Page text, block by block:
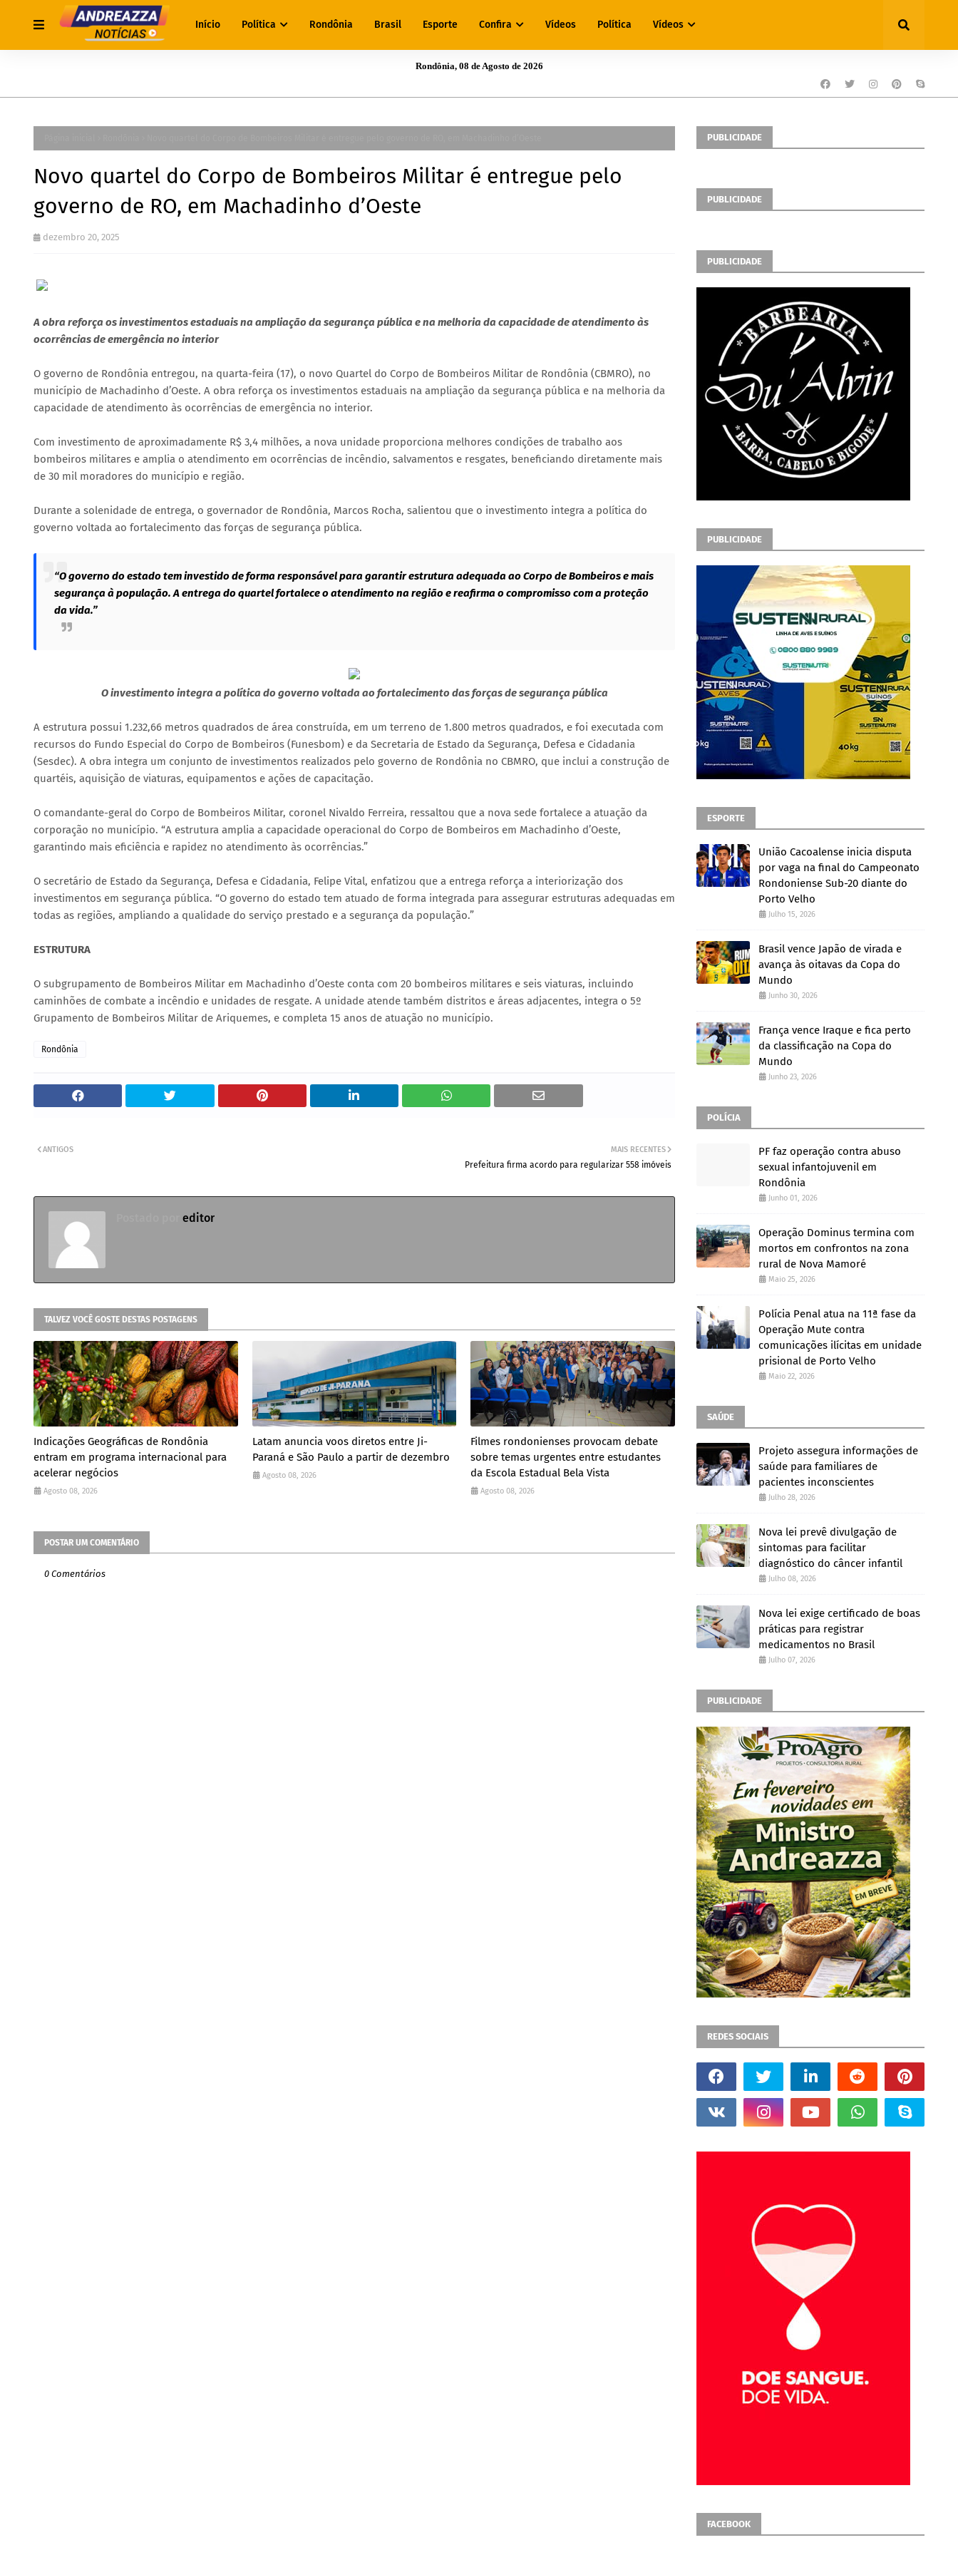
Início Política Rondônia Brasil Esporte Confira Vídeos Política Vídeos
Rondônia, 08 de Agosto de 2026
Novo quartel do Corpo de Bombeiros Militar é entregue pelo
governo de RO, em Machadinho d’Oeste
dezembro 20, 2025
A obra reforça os investimentos estaduais na ampliação da segurança pública e na melhoria da capacidade de atendimento às
ocorrências de emergência no interior
O governo de Rondônia entregou, na quarta-feira (17), o novo Quartel do Corpo de Bombeiros Militar de Rondônia (CBMRO), no
município de Machadinho d’Oeste. A obra reforça os investimentos estaduais na ampliação da segurança pública e na melhoria da
capacidade de atendimento às ocorrências de emergência no interior.
Com investimento de aproximadamente R$ 3,4 milhões, a nova unidade proporciona melhores condições de trabalho aos
bombeiros militares e amplia o atendimento em ocorrências de incêndio, salvamentos e resgates, beneficiando diretamente mais
de 30 mil moradores do município e região.
Durante a solenidade de entrega, o governador de Rondônia, Marcos Rocha, salientou que o investimento integra a política do
governo voltada ao fortalecimento das forças de segurança pública.
“O governo do estado tem investido de forma responsável para garantir estrutura adequada ao Corpo de Bombeiros e mais
segurança à população. A entrega do quartel fortalece o atendimento na região e reafirma o compromisso com a proteção
da vida.”
O investimento integra a política do governo voltada ao fortalecimento das forças de segurança pública
A estrutura possui 1.232,66 metros quadrados de área construída, em um terreno de 1.800 metros quadrados, e foi executada com
recursos do Fundo Especial do Corpo de Bombeiros (Funesbom) e da Secretaria de Estado da Segurança, Defesa e Cidadania
(Sesdec). A obra integra um conjunto de investimentos realizados pelo governo de Rondônia no CBMRO, que inclui a construção de
quartéis, aquisição de viaturas, equipamentos e ações de capacitação.
O comandante-geral do Corpo de Bombeiros Militar, coronel Nivaldo Ferreira, ressaltou que a nova sede fortalece a atuação da
corporação no município. “A estrutura amplia a capacidade operacional do Corpo de Bombeiros em Machadinho d’Oeste,
garantindo mais eficiência e rapidez no atendimento às ocorrências.”
O secretário de Estado da Segurança, Defesa e Cidadania, Felipe Vital, enfatizou que a entrega reforça a interiorização dos
investimentos em segurança pública. “O governo do estado tem atuado de forma integrada para assegurar estruturas adequadas em
todas as regiões, ampliando a qualidade do serviço prestado e a segurança da população.”
ESTRUTURA
O subgrupamento de Bombeiros Militar em Machadinho d’Oeste conta com 20 bombeiros militares e seis viaturas, incluindo
caminhões de combate a incêndio e unidades de resgate. A unidade atende também distritos e áreas adjacentes, integra o 5º
Grupamento de Bombeiros Militar de Ariquemes, e completa 15 anos de atuação no município.
Rondônia
MAIS RECENTES
Prefeitura firma acordo para regularizar 558 imóveis
ANTIGOS
editor
TALVEZ VOCÊ GOSTE DESTAS POSTAGENS
Indicações Geográficas de Rondônia
entram em programa internacional para
acelerar negócios
Agosto 08, 2026
Latam anuncia voos diretos entre Ji-
Paraná e São Paulo a partir de dezembro
Agosto 08, 2026
Filmes rondonienses provocam debate
sobre temas urgentes entre estudantes
da Escola Estadual Bela Vista
Agosto 08, 2026
POSTAR UM COMENTÁRIO
0 Comentários
PUBLICIDADE
PUBLICIDADE
PUBLICIDADE
PUBLICIDADE
ESPORTE
União Cacoalense inicia disputa
por vaga na final do Campeonato
Rondoniense Sub-20 diante do
Porto Velho
Julho 15, 2026
Brasil vence Japão de virada e
avança às oitavas da Copa do
Mundo
Junho 30, 2026
França vence Iraque e fica perto
da classificação na Copa do
Mundo
Junho 23, 2026
POLÍCIA
PF faz operação contra abuso
sexual infantojuvenil em
Rondônia
Junho 01, 2026
Operação Dominus termina com
mortos em confrontos na zona
rural de Nova Mamoré
Maio 25, 2026
Polícia Penal atua na 11ª fase da
Operação Mute contra
comunicações ilícitas em unidade
prisional de Porto Velho
Maio 22, 2026
SAÚDE
Projeto assegura informações de
saúde para familiares de
pacientes inconscientes
Julho 28, 2026
Nova lei prevê divulgação de
sintomas para facilitar
diagnóstico do câncer infantil
Julho 08, 2026
Nova lei exige certificado de boas
práticas para registrar
medicamentos no Brasil
Julho 07, 2026
PUBLICIDADE
REDES SOCIAIS
FACEBOOK